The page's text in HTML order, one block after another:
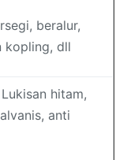
beralur,
kopling, dll
hitam,
anti